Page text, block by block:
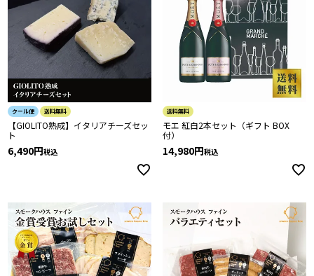
クール便 送料無料
【GIOLITO熟成】イタリアチーズセッ
ト
6,490 税込
送料無料
モエ 紅白2本セット（ギフト BOX
付）
14,980 税込